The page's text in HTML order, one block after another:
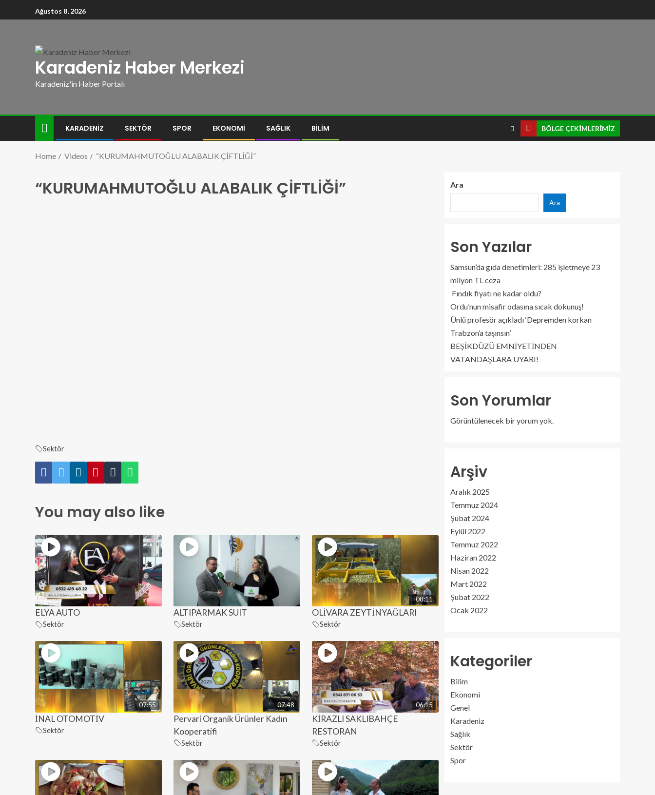
Ağustos 8, 2026
Karadeniz Haber Merkezi
Karadeniz'in Haber Portalı
KARADENIZ SEKTÖR SPOR EKONOMI SAĞLIK BILIM BÖLGE ÇEKIMLERIMIZ
Home Videos “KURUMAHMUTOĞLU ALABALIK ÇİFTLİĞİ”
“KURUMAHMUTOĞLU ALABALIK ÇİFTLİĞİ”
Sektör
You may also like
ELYA AUTO
Sektör
ALTIPARMAK SUIT
Sektör
08:11
OLİVARA ZEYTİNYAĞLARI
Sektör
07:55
İNAL OTOMOTİV
Sektör
07:48
Pervari Organik Ürünler Kadın
Kooperatifi
Sektör
06:15
KİRAZLI SAKLIBAHÇE
RESTORAN
Sektör
Ara
Ara
Son Yazılar
Samsun’da gıda denetimleri: 285 işletmeye 23
milyon TL ceza
Fındık fiyatı ne kadar oldu?
Ordu’nun misafir odasına sıcak dokunuş!
Ünlü profesör açıkladı ‘Depremden korkan
Trabzon’a taşınsın’
BEŞİKDÜZÜ EMNİYETİNDEN
VATANDAŞLARA UYARI!
Son Yorumlar
Görüntülenecek bir yorum yok.
Arşiv
Aralık 2025
Temmuz 2024
Şubat 2024
Eylül 2022
Temmuz 2022
Haziran 2022
Nisan 2022
Mart 2022
Şubat 2022
Ocak 2022
Kategoriler
Bilim
Ekonomi
Genel
Karadeniz
Sağlık
Sektör
Spor